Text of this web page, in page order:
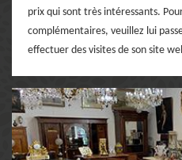
prix qui sont très intéressants.
complémentaires, veuillez lui
effectuer des visites de son site